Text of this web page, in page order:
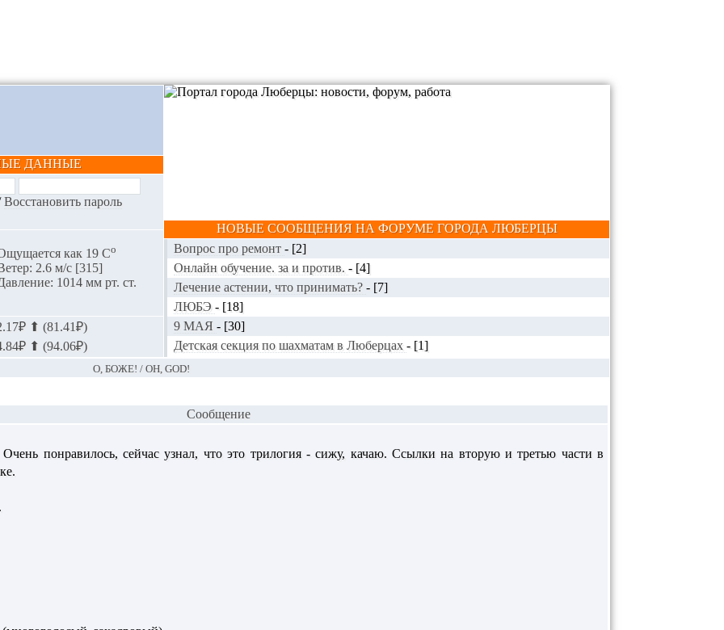
ДАННЫЕ
Восстановить пароль
как 19 Сo
2.6 м/с [315]
1014 мм рт. ст.
⬆ (81.41₽)
⬆ (94.06₽)
НОВЫЕ СООБЩЕНИЯ НА ФОРУМЕ ГОРОДА ЛЮБЕРЦЫ
Вопрос про ремонт - [2]
Онлайн обучение. за и против. - [4]
Лечение астении, что принимать? - [7]
ЛЮБЭ - [18]
9 МАЯ - [30]
Детская секция по шахматам в Люберцах - [1]
О, БОЖЕ! / OH, GOD!
Сообщение
понравилось, сейчас узнал, что это трилогия - сижу, качаю. Ссылки на вторую и третью части в